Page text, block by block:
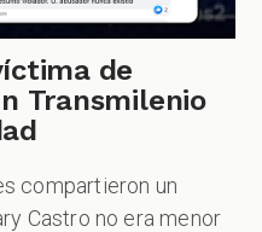
de
Transmilenio
compartieron un
Castro no era menor